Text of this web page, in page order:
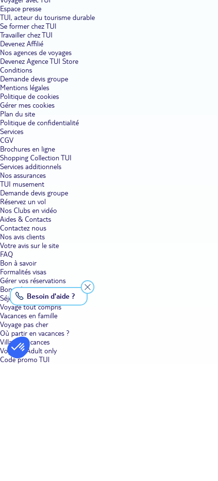
Espace presse
TUI, acteur du tourisme durable
Se former chez TUI
Travailler chez TUI
Devenez Affilié
Nos agences de voyages
Devenez Agence TUI Store
Conditions
Demande devis groupe
Mentions légales
Politique de cookies
Gérer mes cookies
Plan du site
Politique de confidentialité
Services
CGV
Brochures en ligne
Shopping Collection TUI
Services additionnels
Nos assurances
TUI musement
Demande devis groupe
Réservez un vol
Nos Clubs en vidéo
Aides & Contacts
Contactez nous
Nos avis clients
Votre avis sur le site
FAQ
Bon à savoir
Formalités visas
Gérer vos réservations
Bons plans voyage
Séjour
Voyage tout compris
Vacances en famille
Voyage pas cher
Où partir en vacances ?
Villages vacances
Voyages Adult only
Code promo TUI
Besoin d'aide ?